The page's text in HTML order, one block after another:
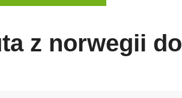
z norwegii do